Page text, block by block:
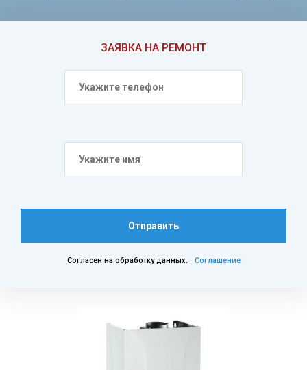
ЗАЯВКА НА РЕМОНТ
Отправить
Согласен на обработку данных. Соглашение